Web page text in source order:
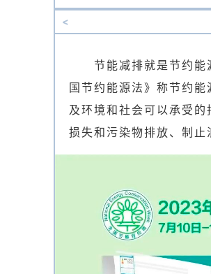
<
节能减排就是节约
国节约能源法》称节约
及环境和社会可以承受
损失和污染物排放、制止